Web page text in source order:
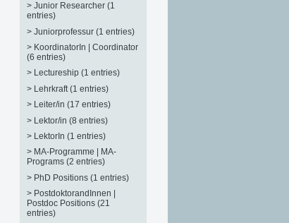
> Junior Researcher (1
entries)
> Juniorprofessur (1 entries)
> KoordinatorIn | Coordinator
(6 entries)
> Lectureship (1 entries)
> Lehrkraft (1 entries)
> Leiter/in (17 entries)
> Lektor/in (8 entries)
> LektorIn (1 entries)
> MA-Programme | MA-
Programs (2 entries)
> PhD Positions (1 entries)
> PostdoktorandInnen |
Postdoc Positions (21
entries)